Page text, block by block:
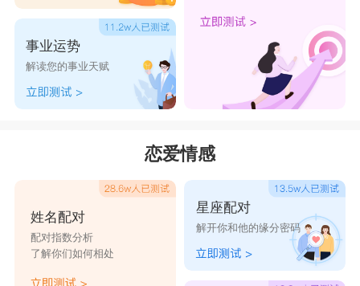
事业运势
解读您的事业天赋
恋爱情感
姓名配对
配对指数分析
了解你们如何相处
星座配对
解开你和他的缘分密码